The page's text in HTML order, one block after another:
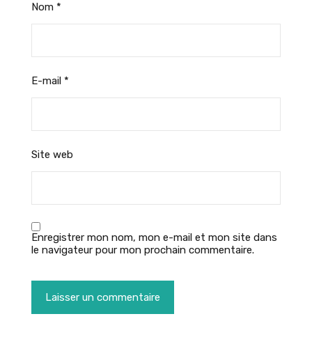
Nom *
E-mail *
Site web
Enregistrer mon nom, mon e-mail et mon site dans
le navigateur pour mon prochain commentaire.